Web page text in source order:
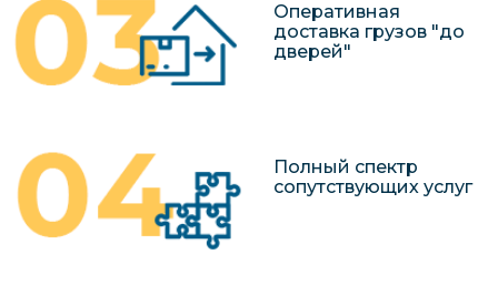
Оперативная
доставка грузов "до
дверей"
Полный спектр
сопутствующих услуг